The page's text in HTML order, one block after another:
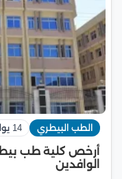
الطب البيطري 14 يوليو 2025
أرخص كلية طب
الوافدين